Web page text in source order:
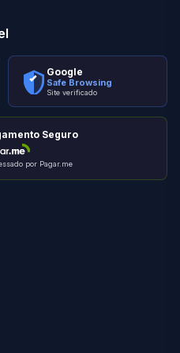
Google
Safe Browsing
Site verificado
Seguro
por Pagar.me